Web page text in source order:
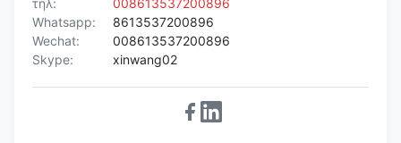
Whatsapp:
8613537200896
Wechat:
008613537200896
Skype:
xinwang02